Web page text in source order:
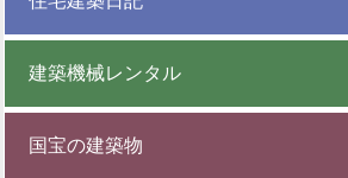
建築機械レンタル
国宝の建築物